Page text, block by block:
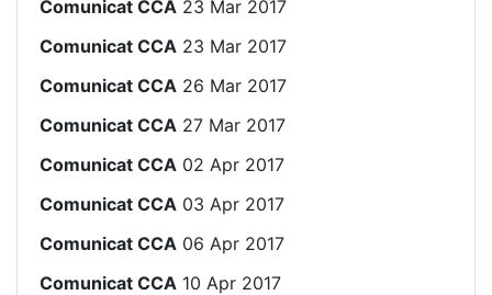
Comunicat CCA 23 Mar 2017
Comunicat CCA 23 Mar 2017
Comunicat CCA 26 Mar 2017
Comunicat CCA 27 Mar 2017
Comunicat CCA 02 Apr 2017
Comunicat CCA 03 Apr 2017
Comunicat CCA 06 Apr 2017
Comunicat CCA 10 Apr 2017